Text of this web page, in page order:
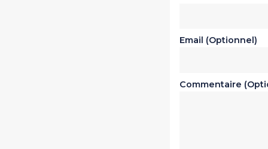
Email (Optionnel)
Commentaire